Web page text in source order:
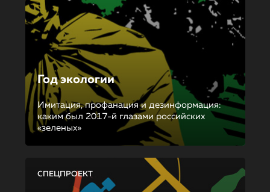
Год экологии
Имитация, профанация и дезинформация:
каким был 2017-й глазами российских
«зеленых»
СПЕЦПРОЕКТ